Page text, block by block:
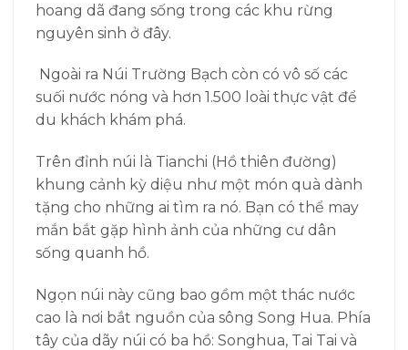
hoang dã đang sống trong các khu rừng
nguyên sinh ở đây.
Ngoài ra Núi Trường Bạch còn có vô số các
suối nước nóng và hơn 1.500 loài thực vật để
du khách khám phá.
Trên đỉnh núi là Tianchi (Hồ thiên đường)
khung cảnh kỳ diệu như một món quà dành
tặng cho những ai tìm ra nó. Bạn có thể may
mắn bắt gặp hình ảnh của những cư dân
sống quanh hồ.
Ngọn núi này cũng bao gồm một thác nước
cao là nơi bắt nguồn của sông Song Hua. Phía
tây của dãy núi có ba hồ: Songhua, Tai Tai và